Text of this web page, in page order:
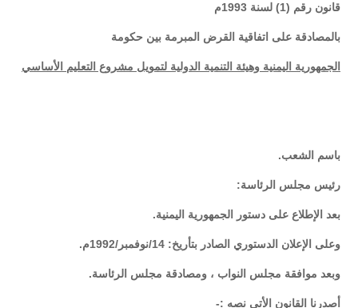
قانون رقم (1) لسنة 1993م
بالمصادقة على اتفاقية القرض المبرمة بين حكومة
الجمهورية اليمنية وهيئة التنمية الدولية لتمويل مشروع التعليم الأساسي
باسم الشعب.
رئيس مجلس الرئاسة:
بعد الإطلاع على دستور الجمهورية اليمنية.
وعلى الإعلان الدستوري الصادر بتأريخ: 14/نوفمبر/1992م.
وبعد موافقة مجلس النواب ، ومصادقة مجلس الرئاسة.
أصدرنا القانون الأتي نصه :-